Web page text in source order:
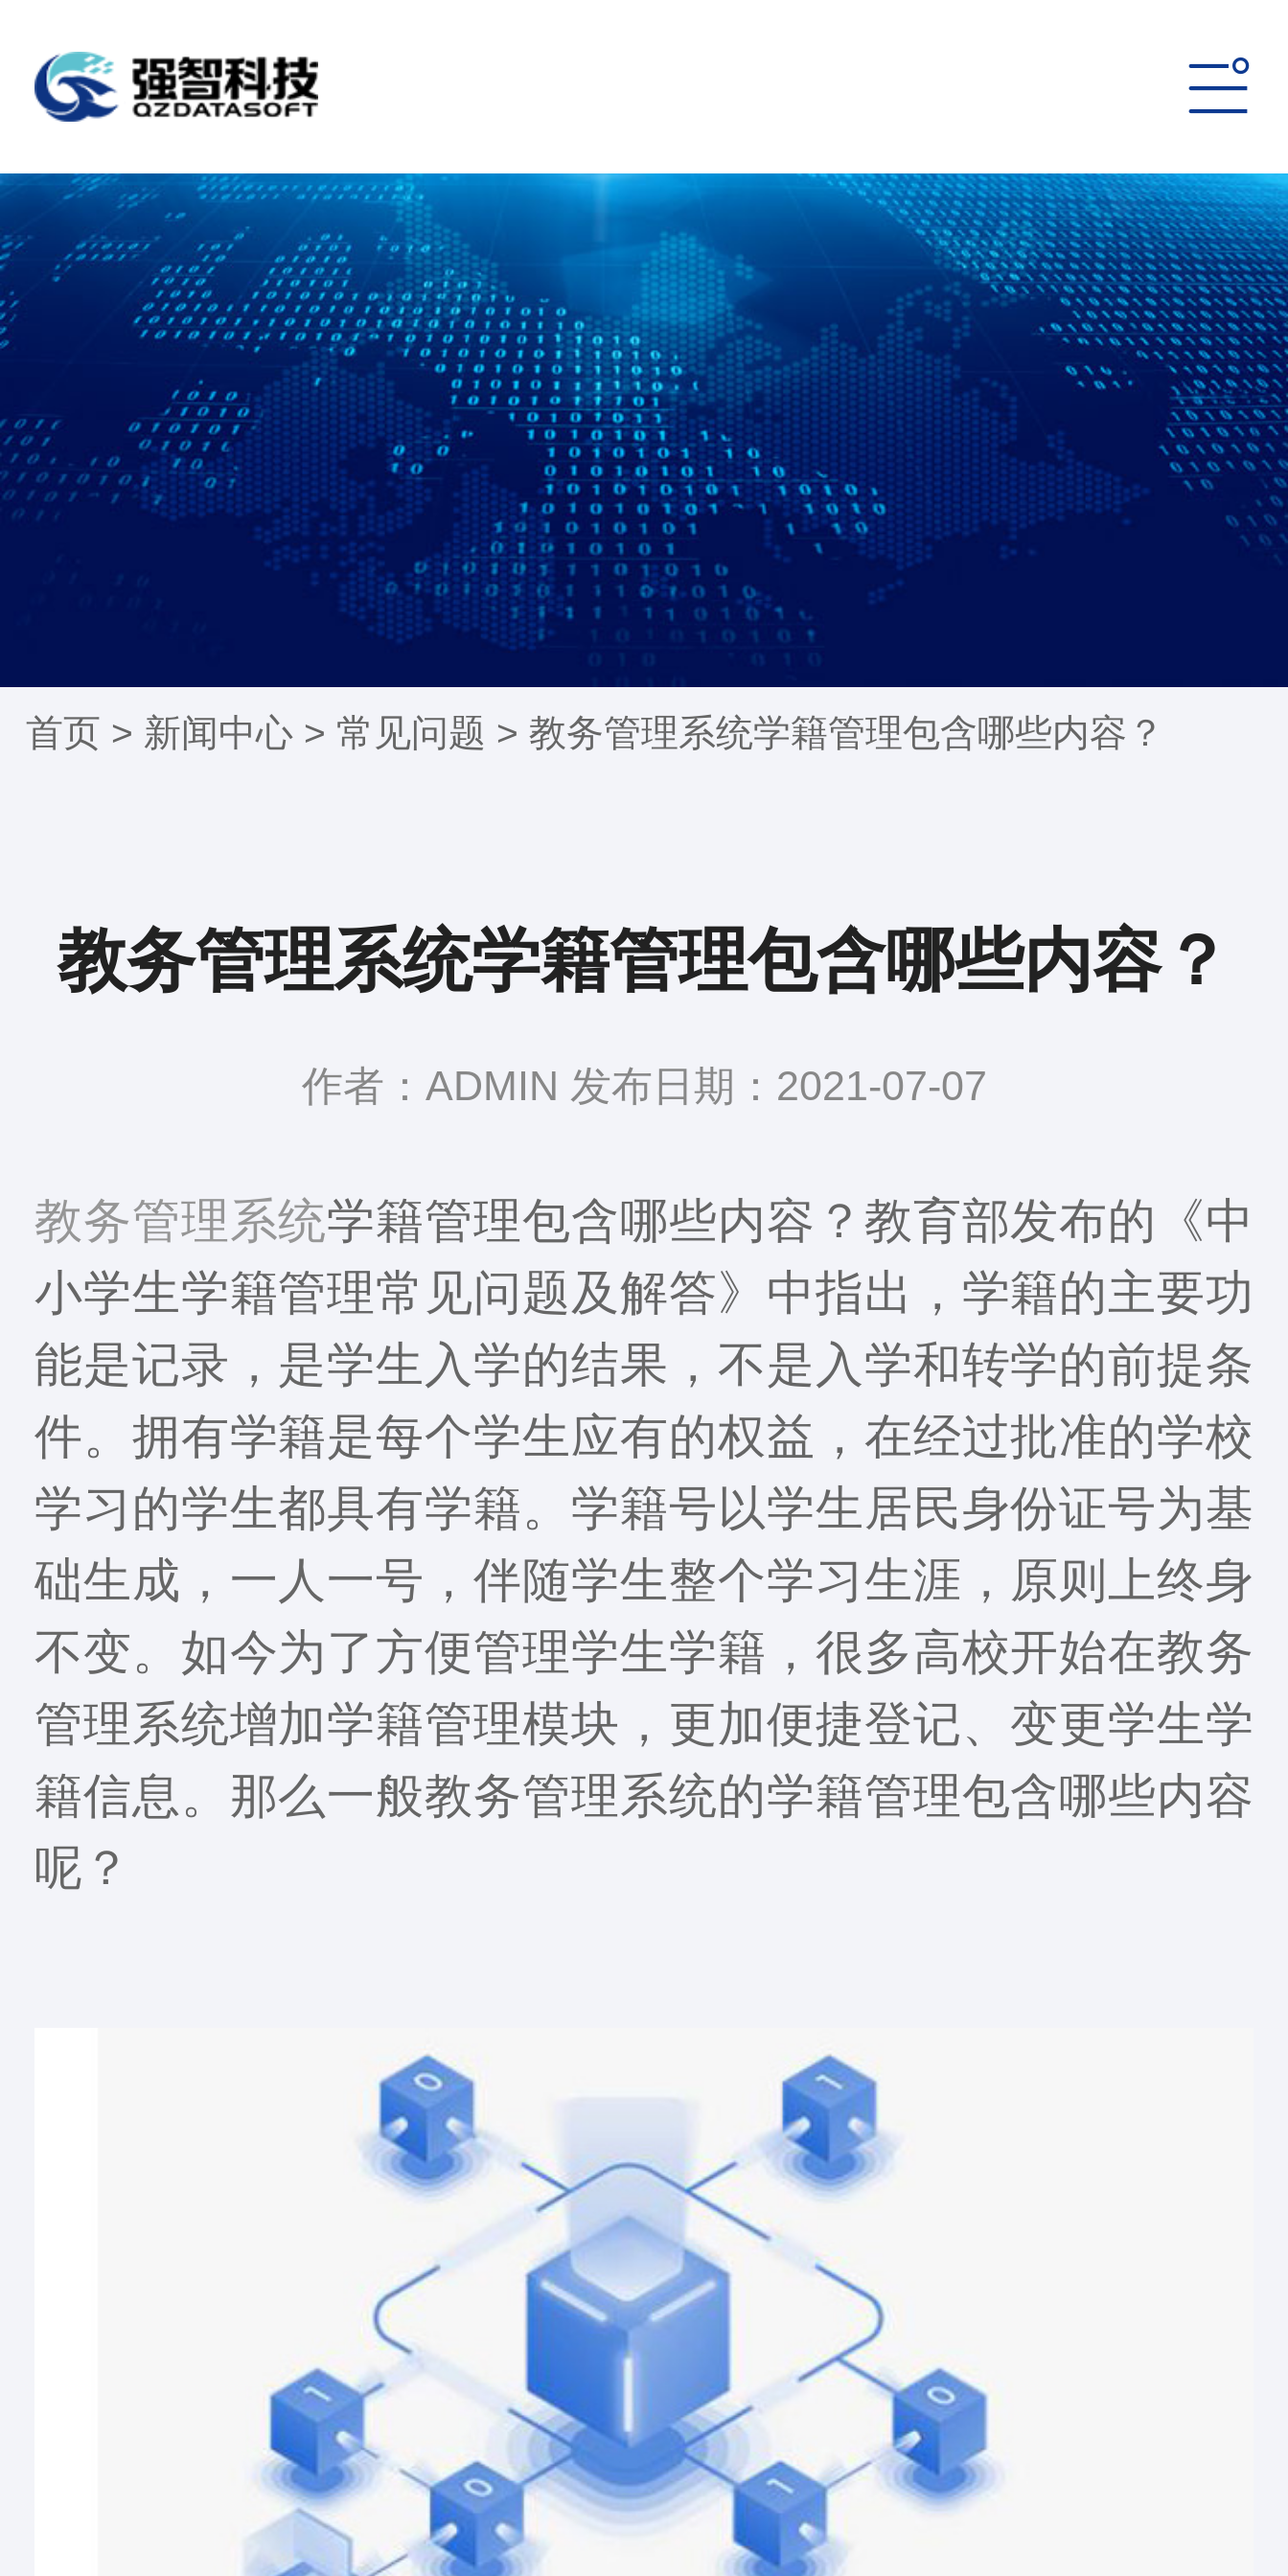
首页 > 新闻中心> 常见问题 > 教务管理系统学籍管理包含哪些内容？
教务管理系统学籍管理包含哪些内容？
作者：ADMIN 发布日期：2021-07-07
教务管理系统学籍管理包含哪些内容？教育部发布的《中
小学生学籍管理常见问题及解答》中指出，学籍的主要功
能是记录，是学生入学的结果，不是入学和转学的前提条
件。拥有学籍是每个学生应有的权益，在经过批准的学校
学习的学生都具有学籍。学籍号以学生居民身份证号为基
础生成，一人一号，伴随学生整个学习生涯，原则上终身
不变。如今为了方便管理学生学籍，很多高校开始在教务
管理系统增加学籍管理模块，更加便捷登记、变更学生学
籍信息。那么一般教务管理系统的学籍管理包含哪些内容
呢？